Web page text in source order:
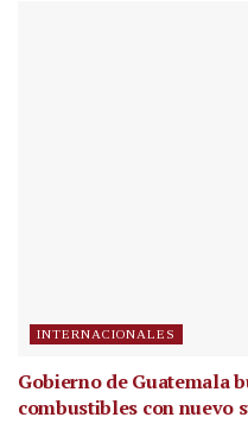
INTERNACIONALES
Gobierno de Guatemala
combustibles con nuevo